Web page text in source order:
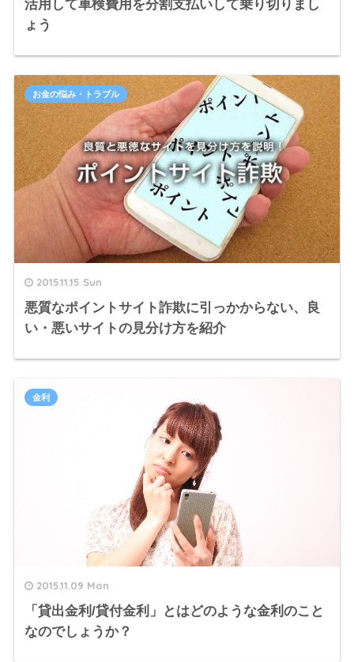
活用して車検費用を分割支払いして乗り切りまし
ょう
2015.11.15 Sun
悪質なポイントサイト詐欺に引っかからない、良
い・悪いサイトの見分け方を紹介
お金の悩み・トラブル
2015.11.09 Mon
「貸出金利/貸付金利」とはどのような金利のこと
なのでしょうか？
金利